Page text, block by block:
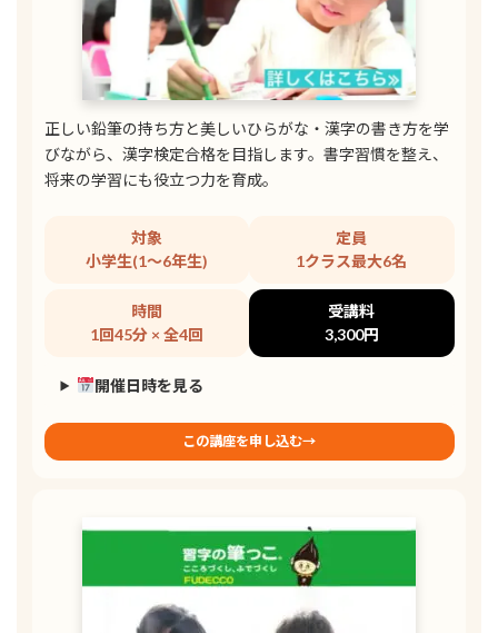
正しい鉛筆の持ち方と美しいひらがな・漢字の書き方を学
びながら、漢字検定合格を目指します。書字習慣を整え、
将来の学習にも役立つ力を育成。
対象
小学生(1〜6年生)
定員
1クラス最大6名
時間
1回45分 × 全4回
受講料
3,300円
開催日時を見る
この講座を申し込む→